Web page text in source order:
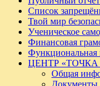
Список
Твой мир
Ученическое
Финансовая
Функциональная
ЦЕНТР «ТОЧКА
Общая
Документы